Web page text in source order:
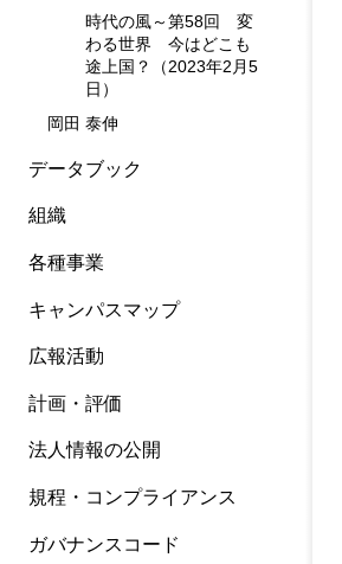
時代の風～第58回 変
わる世界 今はどこも
途上国？（2023年2月5
日）
岡田 泰伸
データブック
組織
各種事業
キャンパスマップ
広報活動
計画・評価
法人情報の公開
規程・コンプライアンス
ガバナンスコード